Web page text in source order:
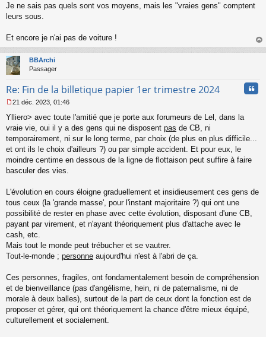
o
Je ne sais pas quels sont vos moyens, mais les "vraies gens" comptent
leurs sous.
Et encore je n'ai pas de voiture !
au
BBArchi
Passager
Re: Fin de la billetique papier 1er trimestre 2024
e
s
s
g
e
n
n
u
21 déc. 2023, 01:46
Ylliero> avec toute l'amitié que je porte aux forumeurs de Lel, dans la
vraie vie, oui il y a des gens qui ne disposent pas de CB, ni
temporairement, ni sur le long terme, par choix (de plus en plus difficile...
et ont ils le choix d'ailleurs ?) ou par simple accident. Et pour eux, le
moindre centime en dessous de la ligne de flottaison peut suffire à faire
basculer des vies.
L'évolution en cours éloigne graduellement et insidieusement ces gens de
tous ceux (la 'grande masse', pour l'instant majoritaire ?) qui ont une
possibilité de rester en phase avec cette évolution, disposant d'une CB,
payant par virement, et n'ayant théoriquement plus d'attache avec le
cash, etc.
Mais tout le monde peut trébucher et se vautrer.
Tout-le-monde ; personne aujourd'hui n'est à l'abri de ça.
Ces personnes, fragiles, ont fondamentalement besoin de compréhension
et de bienveillance (pas d'angélisme, hein, ni de paternalisme, ni de
morale à deux balles), surtout de la part de ceux dont la fonction est de
proposer et gérer, qui ont théoriquement la chance d'être mieux équipé,
culturellement et socialement.